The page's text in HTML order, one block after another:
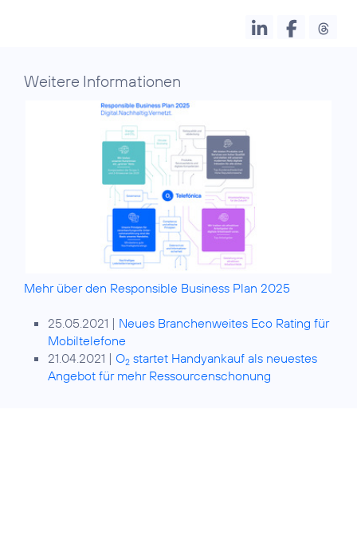
Weitere Informationen
Mehr über den Responsible Business Plan 2025
25.05.2021 | Neues Branchenweites Eco Rating für
Mobiltelefone
21.04.2021 | O2 startet Handyankauf als neuestes
Angebot für mehr Ressourcenschonung